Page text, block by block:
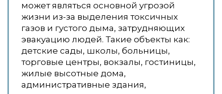
может являться основной угрозой
жизни из-за выделения токсичных
газов и густого дыма, затрудняющих
эвакуацию людей. Такие объекты как:
детские сады, школы, больницы,
торговые центры, вокзалы, гостиницы,
жилые высотные дома,
административные здания,